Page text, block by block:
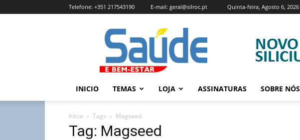
Quinta-feira, Agosto 6, 2026
Telefone: +351 217543190 E-mail: geral@silroc.pt
Revista
Saúde
e
Bem
Estar
Edição
INICIO TEMAS LOJA ASSINATURAS SOBRE NÓS
Início Tags Magseed
Tag: Magseed